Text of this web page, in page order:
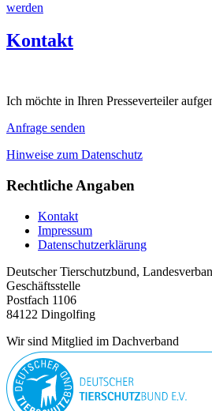
werden
Kontakt
Ich möchte in Ihren Presseverteiler
Anfrage senden
Hinweise zum Datenschutz
Rechtliche Angaben
Kontakt
Impressum
Datenschutzerklärung
Deutscher Tierschutzbund,
Geschäftsstelle
Postfach 1106
84122 Dingolfing
Wir sind Mitglied im Dachverband